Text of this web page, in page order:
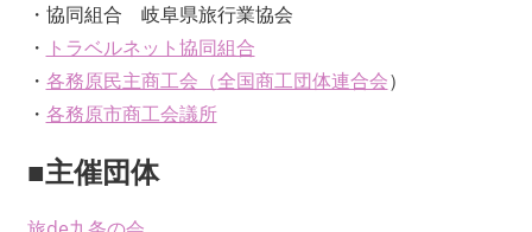
・協同組合 岐阜県旅行業協会
・ トラベルネット協同組合
・ 各務原民主商工会（全国商工団体連合会）
・ 各務原市商工会議所
■主催団体